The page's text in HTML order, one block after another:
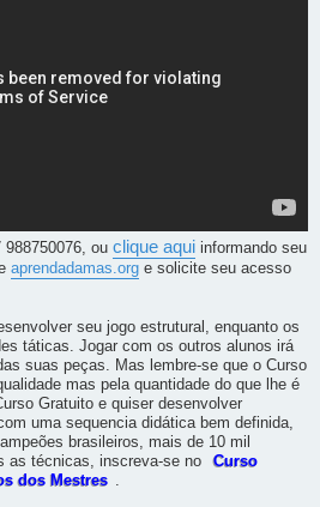
988750076, ou clique aqui informando seu
aprendadamas.org e solicite seu acesso
seu jogo estrutural, enquanto os
táticas. Jogar com os outros alunos irá
suas peças. Mas lembre-se que o Curso
mas pela quantidade do que lhe é
Gratuito e quiser desenvolver
uma sequencia didática bem definida,
brasileiros, mais de 10 mil
as técnicas, inscreva-se no
Curso
dos Mestres .